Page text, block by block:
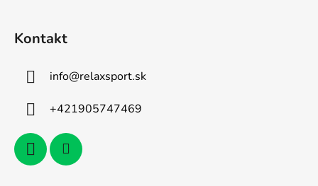
Kontakt
info@relaxsport.sk
+421905747469